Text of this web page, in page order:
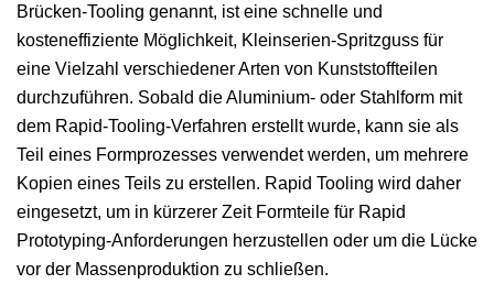
Brücken-Tooling genannt, ist eine schnelle und
kosteneffiziente Möglichkeit, Kleinserien-Spritzguss für
eine Vielzahl verschiedener Arten von Kunststoffteilen
durchzuführen. Sobald die Aluminium- oder Stahlform mit
dem Rapid-Tooling-Verfahren erstellt wurde, kann sie als
Teil eines Formprozesses verwendet werden, um mehrere
Kopien eines Teils zu erstellen. Rapid Tooling wird daher
eingesetzt, um in kürzerer Zeit Formteile für Rapid
Prototyping-Anforderungen herzustellen oder um die Lücke
vor der Massenproduktion zu schließen.